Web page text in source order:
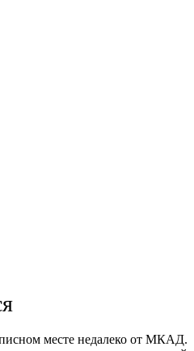
месте недалеко от МКАД.